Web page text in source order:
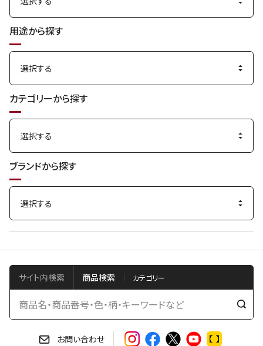
用途から探す
カテゴリーから探す
ブランドから探す
サイト内検索 商品検索
検
お問い合わせ